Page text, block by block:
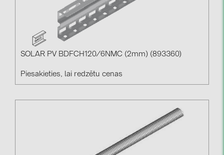
SOLAR PV BDFCH120/6NMC (2mm) (893360)
Piesakieties, lai redzētu cenas